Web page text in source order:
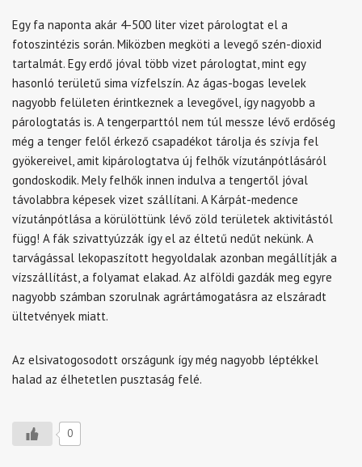
Egy fa naponta akár 4-500 liter vizet párologtat el a
fotoszintézis során. Miközben megköti a levegő szén-dioxid
tartalmát. Egy erdő jóval több vizet párologtat, mint egy
hasonló területű sima vízfelszín. Az ágas-bogas levelek
nagyobb felületen érintkeznek a levegővel, így nagyobb a
párologtatás is. A tengerparttól nem túl messze lévő erdőség
még a tenger felől érkező csapadékot tárolja és szívja fel
gyökereivel, amit kipárologtatva új felhők vízutánpótlásáról
gondoskodik. Mely felhők innen indulva a tengertől jóval
távolabbra képesek vizet szállítani. A Kárpát-medence
vízutánpótlása a körülöttünk lévő zöld területek aktivitástól
függ! A fák szivattyúzzák így el az éltetű nedűt nekünk. A
tarvágással lekopaszított hegyoldalak azonban megállítják a
vízszállítást, a folyamat elakad. Az alföldi gazdák meg egyre
nagyobb számban szorulnak agrártámogatásra az elszáradt
ültetvények miatt.
Az elsivatogosodott országunk így még nagyobb léptékkel
halad az élhetetlen pusztaság felé.
0